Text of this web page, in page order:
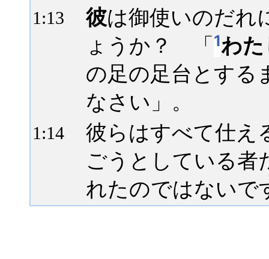
1:13 彼は御使いのだれ
ょうか？ 「1わ
の足の足台とする
なさい」。
1:14
彼らはすべて仕え
ごうとしている者
れたのではないで